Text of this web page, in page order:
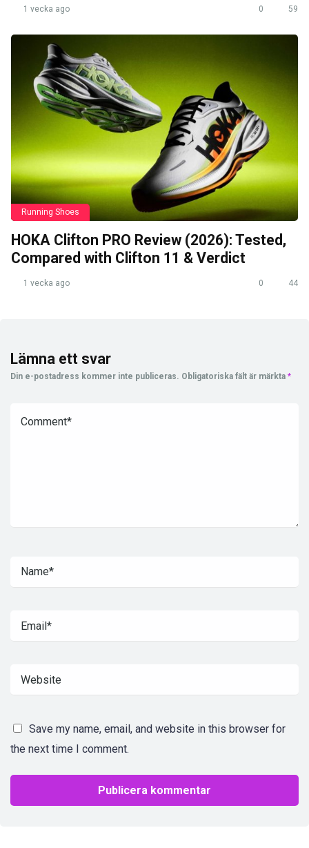
1 vecka ago 0 59
Running Shoes
HOKA Clifton PRO Review (2026): Tested,
Compared with Clifton 11 & Verdict
1 vecka ago 0 44
Lämna ett svar
Din e-postadress kommer inte publiceras. Obligatoriska fält är märkta *
Save my name, email, and website in this browser for
the next time I comment.